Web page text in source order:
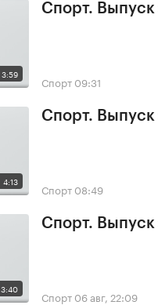
3:59
Спорт.
Спорт 09:31
4:13
Спорт.
Спорт 08:49
3:40
Спорт.
Спорт 06 авг, 22:09